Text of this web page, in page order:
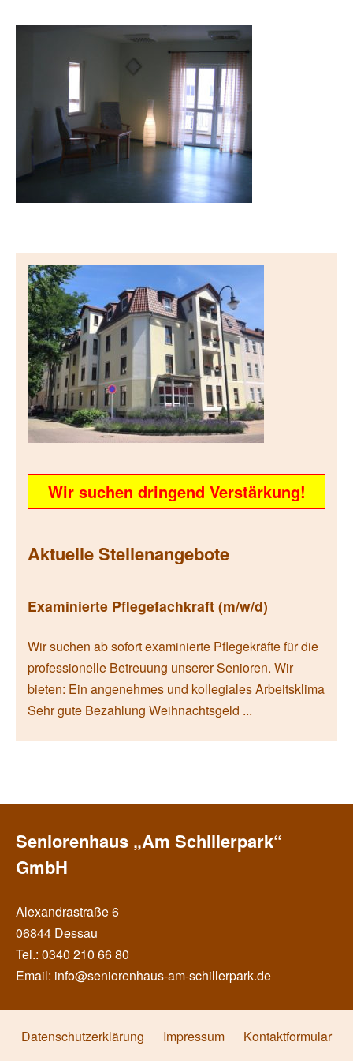
Wir suchen dringend Verstärkung!
Aktuelle Stellenangebote
Examinierte Pflegefachkraft (m/w/d)
Wir suchen ab sofort examinierte Pflegekräfte für die
professionelle Betreuung unserer Senioren. Wir
bieten: Ein angenehmes und kollegiales Arbeitsklima
Sehr gute Bezahlung Weihnachtsgeld ...
Seniorenhaus „Am Schillerpark“
GmbH
Alexandrastraße 6
06844 Dessau
Tel.: 0340 210 66 80
Email: info@seniorenhaus-am-schillerpark.de
Datenschutzerklärung Impressum Kontaktformular